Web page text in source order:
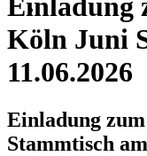
Einladung
Köln Juni
11.06.2026
Einladung
Stammtisch